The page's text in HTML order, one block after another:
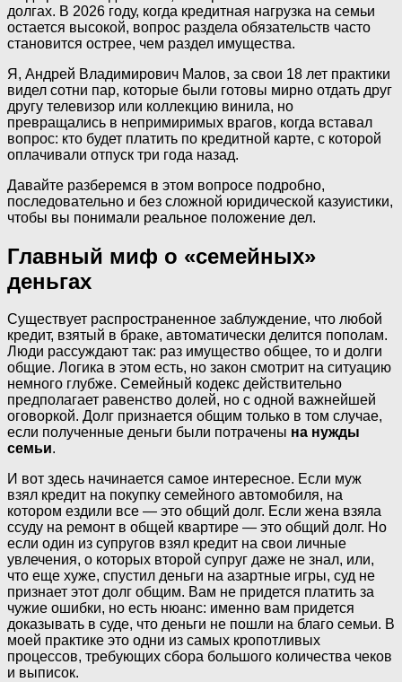
долгах. В 2026 году, когда кредитная нагрузка на семьи
остается высокой, вопрос раздела обязательств часто
становится острее, чем раздел имущества.
Я, Андрей Владимирович Малов, за свои 18 лет практики
видел сотни пар, которые были готовы мирно отдать друг
другу телевизор или коллекцию винила, но
превращались в непримиримых врагов, когда вставал
вопрос: кто будет платить по кредитной карте, с которой
оплачивали отпуск три года назад.
Давайте разберемся в этом вопросе подробно,
последовательно и без сложной юридической казуистики,
чтобы вы понимали реальное положение дел.
Главный миф о «семейных»
деньгах
Существует распространенное заблуждение, что любой
кредит, взятый в браке, автоматически делится пополам.
Люди рассуждают так: раз имущество общее, то и долги
общие. Логика в этом есть, но закон смотрит на ситуацию
немного глубже. Семейный кодекс действительно
предполагает равенство долей, но с одной важнейшей
оговоркой. Долг признается общим только в том случае,
если полученные деньги были потрачены на нужды
семьи.
И вот здесь начинается самое интересное. Если муж
взял кредит на покупку семейного автомобиля, на
котором ездили все — это общий долг. Если жена взяла
ссуду на ремонт в общей квартире — это общий долг. Но
если один из супругов взял кредит на свои личные
увлечения, о которых второй супруг даже не знал, или,
что еще хуже, спустил деньги на азартные игры, суд не
признает этот долг общим. Вам не придется платить за
чужие ошибки, но есть нюанс: именно вам придется
доказывать в суде, что деньги не пошли на благо семьи. В
моей практике это одни из самых кропотливых
процессов, требующих сбора большого количества чеков
и выписок.